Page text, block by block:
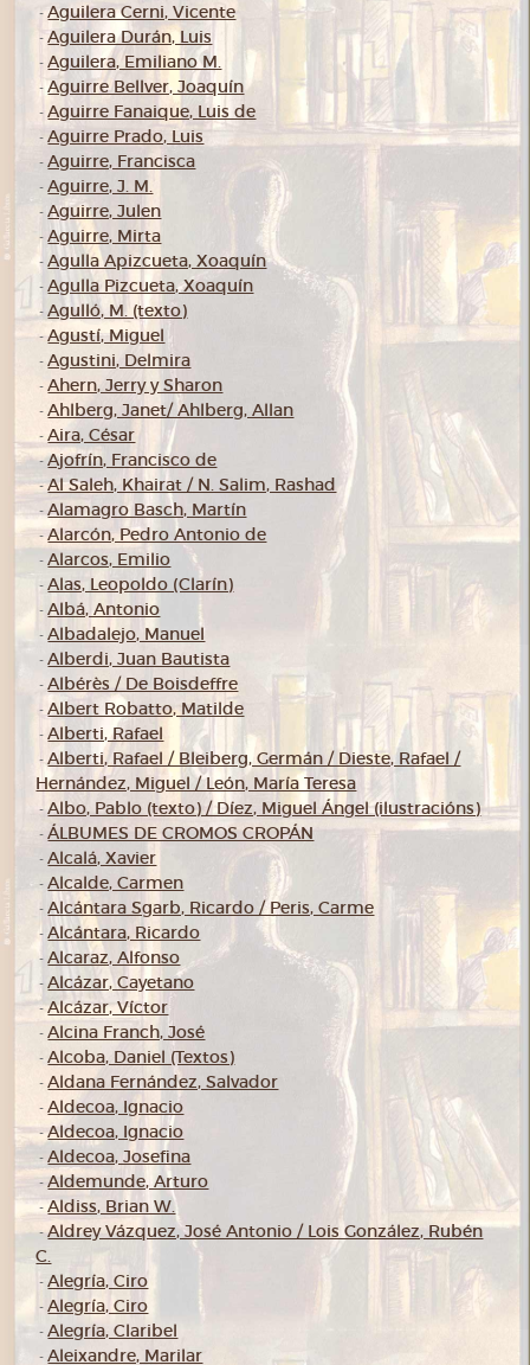
-Aguilera Cerni, Vicente
-Aguilera Durán, Luis
-Aguilera, Emiliano M.
-Aguirre Bellver, Joaquín
-Aguirre Fanaique, Luis de
-Aguirre Prado, Luis
-Aguirre, Francisca
-Aguirre, J. M.
-Aguirre, Julen
-Aguirre, Mirta
-Agulla Apizcueta, Xoaquín
-Agulla Pizcueta, Xoaquín
-Agulló, M. (texto)
-Agustí, Miguel
-Agustini, Delmira
-Ahern, Jerry y Sharon
-Ahlberg, Janet/ Ahlberg, Allan
-Aira, César
-Ajofrín, Francisco de
-Al Saleh, Khairat / N. Salim, Rashad
-Alamagro Basch, Martín
-Alarcón, Pedro Antonio de
-Alarcos, Emilio
-Alas, Leopoldo (Clarín)
-Albá, Antonio
-Albadalejo, Manuel
-Alberdi, Juan Bautista
-Albérès / De Boisdeffre
-Albert Robatto, Matilde
-Alberti, Rafael
-Alberti, Rafael / Bleiberg, Germán / Dieste, Rafael /
Hernández, Miguel / León, María Teresa
-Albo, Pablo (texto) / Díez, Miguel Ángel (ilustracións)
-ÁLBUMES DE CROMOS CROPÁN
-Alcalá, Xavier
-Alcalde, Carmen
-Alcántara Sgarb, Ricardo / Peris, Carme
-Alcántara, Ricardo
-Alcaraz, Alfonso
-Alcázar, Cayetano
-Alcázar, Víctor
-Alcina Franch, José
-Alcoba, Daniel (Textos)
-Aldana Fernández, Salvador
-Aldecoa, Ignacio
-Aldecoa, Ignacio
-Aldecoa, Josefina
-Aldemunde, Arturo
-Aldiss, Brian W.
-Aldrey Vázquez, José Antonio / Lois González, Rubén
C.
-Alegría, Ciro
-Alegría, Ciro
-Alegría, Claribel
-Aleixandre, Marilar